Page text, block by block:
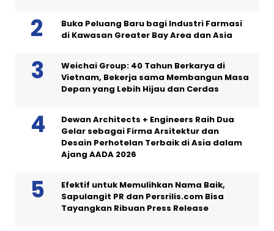
Buka Peluang Baru bagi Industri Farmasi
di Kawasan Greater Bay Area dan Asia
Weichai Group: 40 Tahun Berkarya di
Vietnam, Bekerja sama Membangun Masa
Depan yang Lebih Hijau dan Cerdas
Dewan Architects + Engineers Raih Dua
Gelar sebagai Firma Arsitektur dan
Desain Perhotelan Terbaik di Asia dalam
Ajang AADA 2026
Efektif untuk Memulihkan Nama Baik,
Sapulangit PR dan Persrilis.com Bisa
Tayangkan Ribuan Press Release